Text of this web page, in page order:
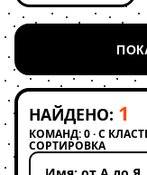
НАЙДЕНО: 1
КОМАНД: 0 · С
СОРТИРОВКА
Применить сортировку